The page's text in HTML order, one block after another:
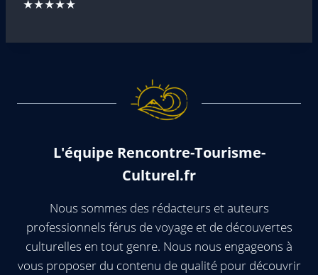
★★★★★
L'équipe Rencontre-Tourisme-
Culturel.fr
Nous sommes des rédacteurs et auteurs
professionnels férus de voyage et de découvertes
culturelles en tout genre. Nous nous engageons à
vous proposer du contenu de qualité pour découvrir